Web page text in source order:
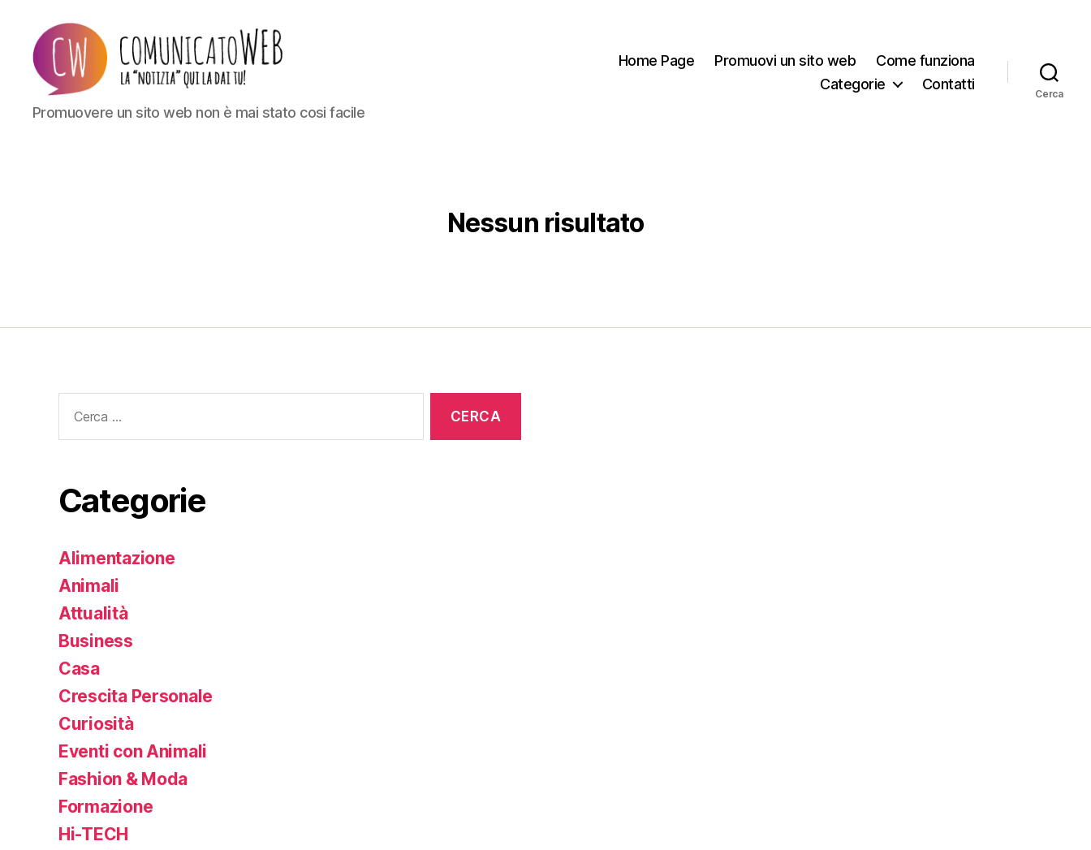
Comunicato
Web
Promuovere un sito web non è mai stato cosi facile
Home Page Promuovi un sito web
Come funziona
Categorie
Contatti
Cerca
Nessun risultato
Categorie
Alimentazione
Animali
Attualità
Business
Casa
Crescita Personale
Curiosità
Eventi con Animali
Fashion & Moda
Formazione
Hi-TECH